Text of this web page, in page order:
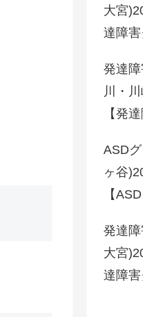
大宮
達障害
発達
川・
【発
ASD
ヶ谷
【
発達
大宮
達障害